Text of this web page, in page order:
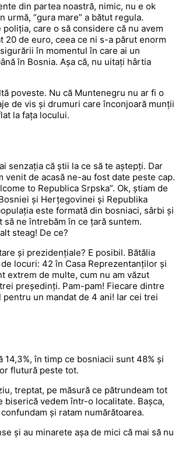
din partea noastră, nimic, nu e ok
“gura mare” a bătut regula.
care o să considere că nu avem
20 de euro, ceea ce ni s-a părut enorm
în momentul în care ai un
în Bosnia. Așa că, nu uitați hârtia
poveste. Nu că Muntenegru nu ar fi o
de vis și drumuri care înconjoară munții
la fața locului.
senzația că știi la ce să te aștepți. Dar
de acasă ne-au fost date peste cap.
to Republica Srpska”. Ok, știam de
și Herțegovinei și Republika
este formată din bosniaci, sârbi și
ne întrebăm în ce țară suntem.
steag! De ce?
și prezidențiale? E posibil. Bătălia
locuri: 42 în Casa Reprezentanților și
extrem de multe, cum nu am văzut
președinți. Pam-pam! Fiecare dintre
un mandat de 4 ani! Iar cei trei
în timp ce bosniacii sunt 48% și
flutură peste tot.
treptat, pe măsură ce pătrundeam tot
biserică vedem într-o localitate. Bașca,
și ratam numărătoarea.
și au minarete așa de mici că mai să nu